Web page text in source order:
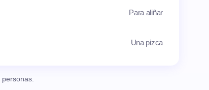
Para aliñar
Una pizca
personas.